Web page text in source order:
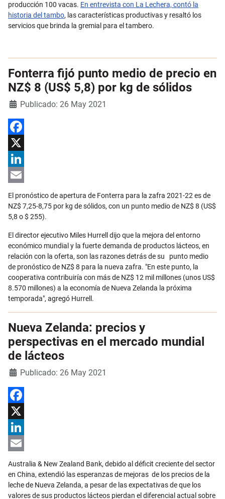
producción 100 vacas. En entrevista con La Lechera, contó la
historia del tambo, las características productivas y resaltó los
servicios que brinda la gremial para el tambero.
Fonterra fijó punto medio de precio en
NZ$ 8 (US$ 5,8) por kg de sólidos
DetallesPublicado: 26 May 2021
Facebook
X
LinkedIn
Email
El pronóstico de apertura de Fonterra para la zafra 2021-22 es de
NZ$ 7,25-8,75 por kg de sólidos, con un punto medio de NZ$ 8 (US$
5,8 o $ 255).
El director ejecutivo Miles Hurrell dijo que la mejora del entorno
económico mundial y la fuerte demanda de productos lácteos, en
relación con la oferta, son las razones detrás de su punto medio
de pronóstico de NZ$ 8 para la nueva zafra. "En este punto, la
cooperativa contribuiría con más de NZ$ 12 mil millones (unos US$
8.570 millones) a la economía de Nueva Zelanda la próxima
temporada", agregó Hurrell.
Nueva Zelanda: precios y
perspectivas en el mercado mundial
de lácteos
DetallesPublicado: 26 May 2021
Facebook
X
LinkedIn
Australia & New Zealand Bank, debido al déficit creciente del sector
en China, extendió las esperanzas de mejoras de los precios de la
leche de Nueva Zelanda, a pesar de las expectativas de que los
valores de sus productos lácteos pierdan el diferencial actual sobre